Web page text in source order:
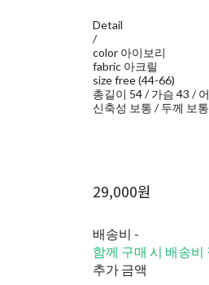
Detail
/
color 아이보리
fabric 아크릴
size free (44-66)
총길이 54 / 가슴 43 /
신축성 보통 / 두께 보
29,000원
배송비 -
함께 구매 시 배송비
추가 금액